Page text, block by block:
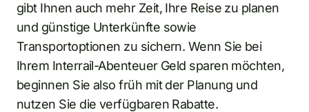
gibt Ihnen auch mehr Zeit, Ihre Reise zu planen
und günstige Unterkünfte sowie
Transportoptionen zu sichern. Wenn Sie bei
Ihrem Interrail-Abenteuer Geld sparen möchten,
beginnen Sie also früh mit der Planung und
nutzen Sie die verfügbaren Rabatte.